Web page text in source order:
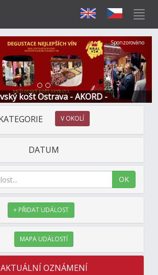
košt Ostrava - AKORD -
Další
Sponzorováno
V OKOLÍ
DATUM
OK
+ PŘIDAT UDÁLOST
MAPA UDÁLOSTÍ
AKTUÁLNÍ OZNÁMENÍ